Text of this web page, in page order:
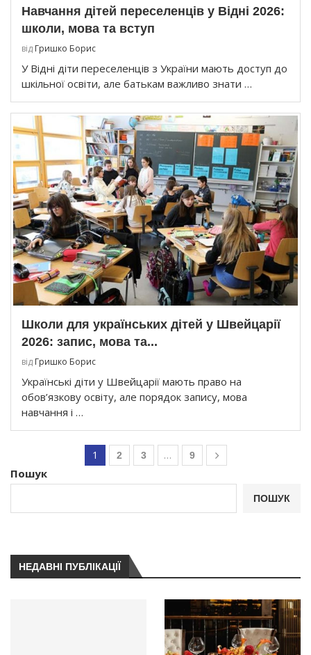
Навчання дітей переселенців у Відні 2026:
школи, мова та вступ
від Гришко Борис
У Відні діти переселенців з України мають доступ до
шкільної освіти, але батькам важливо знати …
Школи для українських дітей у Швейцарії
2026: запис, мова та...
від Гришко Борис
Українські діти у Швейцарії мають право на
обов’язкову освіту, але порядок запису, мова
навчання і …
1 2 3 … 9
Пошук
ПОШУК
НЕДАВНІ ПУБЛІКАЦІЇ